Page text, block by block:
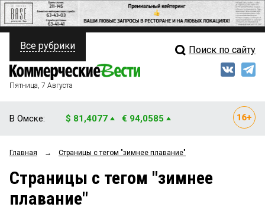
ПОЛИТИКА
ФИНАНСЫ
ОБЩЕСТВО
ЗАКОН
Свежий выпуск
Мнения
Рейтинги
Все рубрики Поиск по сайту
Пятница, 7 Августа
В Омске: $ 81,4077 € 94,0585
Главная → Страницы c тегом "зимнее плавание"
Страницы c тегом "зимнее
плавание"